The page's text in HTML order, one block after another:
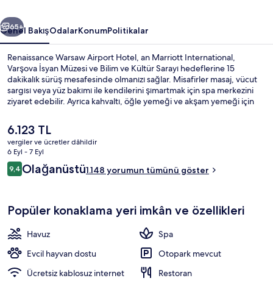
fotoğraf
galerisi
Sonraki
65+
Genel BakışOdalarKonumPolitikalar
Renaissance Warsaw Airport Hotel, an Marriott International,
Varşova İsyan Müzesi ve Bilim ve Kültür Sarayı hedeflerine 15
dakikalık sürüş mesafesinde olmanızı sağlar. Misafirler masaj, vücut
sargısı veya yüz bakımı ile kendilerini şımartmak için spa merkezini
ziyaret edebilir. Ayrıca kahvaltı, öğle yemeği ve akşam yemeği için
sunulmaktadır. Kapalı havuz, bar/dinlenme salonu ve 24 saat açık
spor salonu; bu lüks otel dâhilindeki diğer öne çıkan özellikler
arasındadır. Misafirler arasında yardıma hazır personel ve konum
seviliyor.
Şu
anki
fiyat
6.123 TL
6.123 TL
vergiler ve ücretler dâhildir
6 Eyl - 7 Eyl
Yorumlar
9,49,4/10
Olağanüstü1.148 yorumun tümünü göster
Popüler konaklama yeri imkân ve özellikleri
Havuz
Spa
Evcil hayvan dostu
Otopark mevcut
Ücretsiz kablosuz internet
Restoran